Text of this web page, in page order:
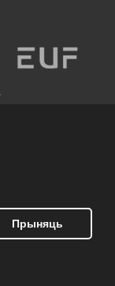
Прыняць